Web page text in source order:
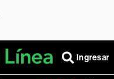
Ingresar